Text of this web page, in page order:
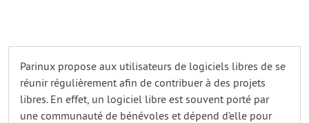
Parinux propose aux utilisateurs de logiciels libres de se
réunir régulièrement afin de contribuer à des projets
libres. En effet, un logiciel libre est souvent porté par
une communauté de bénévoles et dépend d’elle pour